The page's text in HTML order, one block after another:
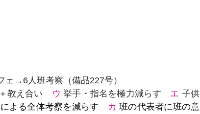
ェ→6人班考察（備品227号）
教え合い ウ 挙手・指名を極力減らす エ 子供
よる全体考察を減らす カ 班の代表者に班の意